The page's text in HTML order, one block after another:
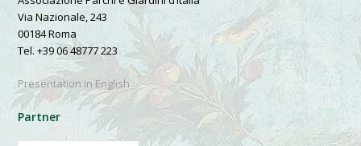
Via Nazionale, 243
00184 Roma
Tel. +39 06 48777 223
Presentation in English
Partner